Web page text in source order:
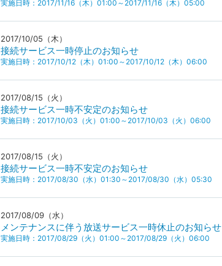
実施日時：2017/11/16（木）01:00～2017/11/16（木）05:00
2017/10/05（木）
接続サービス一時停止のお知らせ
実施日時：2017/10/12（木）01:00～2017/10/12（木）06:00
2017/08/15（火）
接続サービス一時不安定のお知らせ
実施日時：2017/10/03（火）01:00～2017/10/03（火）06:00
2017/08/15（火）
接続サービス一時不安定のお知らせ
実施日時：2017/08/30（水）01:30～2017/08/30（水）05:30
2017/08/09（水）
メンテナンスに伴う放送サービス一時休止のお知らせ
実施日時：2017/08/29（火）01:00～2017/08/29（火）06:00